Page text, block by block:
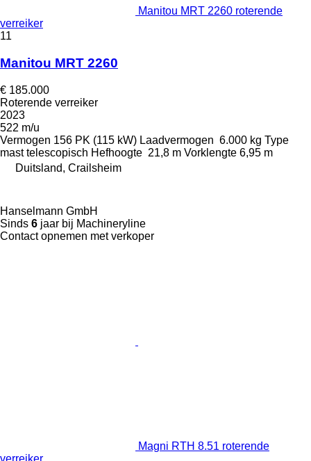
Manitou MRT 2260 roterende
verreiker
11
Manitou MRT 2260
€ 185.000
Roterende verreiker
2023
522 m/u
Vermogen 156 PK (115 kW) Laadvermogen 6.000 kg Type
mast telescopisch Hefhoogte 21,8 m Vorklengte 6,95 m
Duitsland, Crailsheim
Hanselmann GmbH
Sinds 6 jaar bij Machineryline
Contact opnemen met verkoper
Magni RTH 8.51 roterende
verreiker